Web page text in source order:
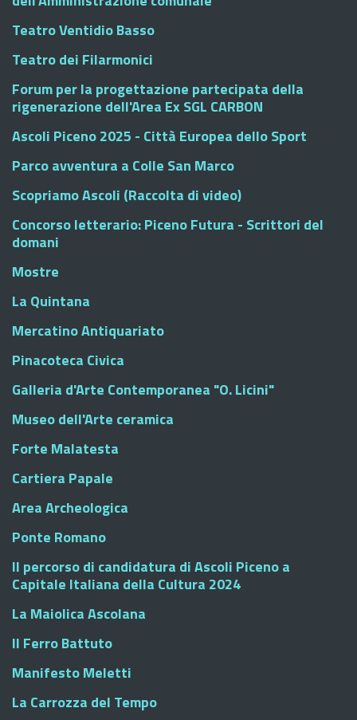
Teatro Ventidio Basso
Teatro dei Filarmonici
Forum per la progettazione partecipata della
rigenerazione dell'Area Ex SGL CARBON
Ascoli Piceno 2025 - Città Europea dello Sport
Parco avventura a Colle San Marco
Scopriamo Ascoli (Raccolta di video)
Concorso letterario: Piceno Futura - Scrittori del
domani
Mostre
La Quintana
Mercatino Antiquariato
Pinacoteca Civica
Galleria d'Arte Contemporanea "O. Licini"
Museo dell'Arte ceramica
Forte Malatesta
Cartiera Papale
Area Archeologica
Ponte Romano
Il percorso di candidatura di Ascoli Piceno a
Capitale Italiana della Cultura 2024
La Maiolica Ascolana
Il Ferro Battuto
Manifesto Meletti
La Carrozza del Tempo